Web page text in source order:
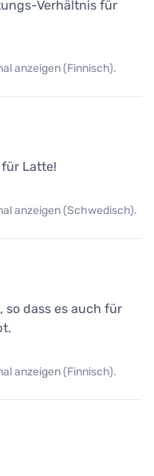
Verhältnis für
anzeigen (Finnisch).
Latte!
anzeigen (Schwedisch).
so dass es auch für
anzeigen (Finnisch).